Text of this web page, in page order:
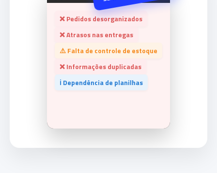
❌ Pedidos desorganizados
❌ Atrasos nas entregas
⚠️ Falta de controle de estoque
❌ Informações duplicadas
ℹ️ Dependência de planilhas